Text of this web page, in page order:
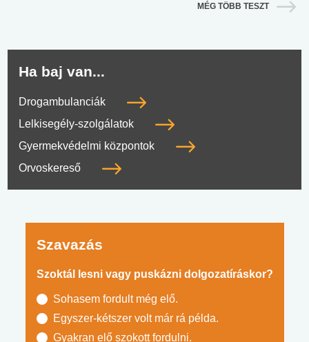
MÉG TÖBB TESZT
Ha baj van...
Drogambulanciák
Lelkisegély-szolgálatok
Gyermekvédelmi központok
Orvoskereső
Szavazás
Szoktál lesni vagy puskázni dolgozatíráskor?
Sohasem fordult még elő.
Egyszer-kétszer volt már rá példa.
Gyakran elő szokott fordulni.